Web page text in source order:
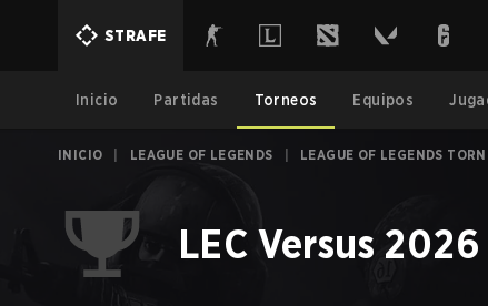
STRAFE
Inicio Partidas Torneos Equipos
INICIO LEAGUE OF LEGENDS LEAGUE OF LEGENDS
LEC Versus